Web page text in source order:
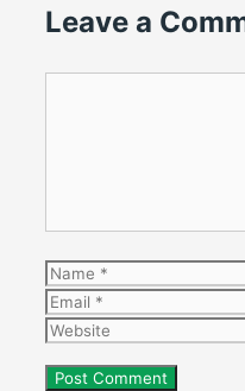
Leave a
Name
Email
Website